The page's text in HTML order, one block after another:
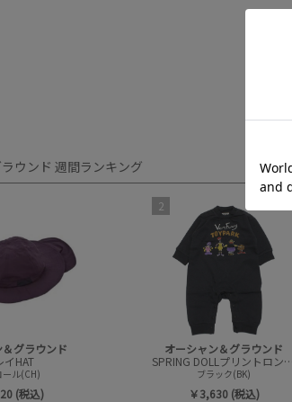
ウンド 週間ランキング
グラウンド
イHAT
ール(CH)
(税込)
2
オーシャン＆グラウンド
SPRING DOLLプリントロンパース
ブラック(BK)
￥3,630 (税込)